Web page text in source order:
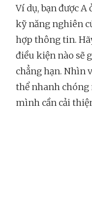
Ví dụ, bạn được A
kỹ năng nghiên
hợp thông tin.
điều kiện nào sẽ
chẳng hạn. Nhìn
thể nhanh
mình cần cải